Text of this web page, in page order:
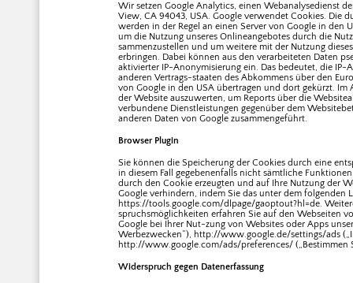
Wir setzen Google Analytics, einen Webanalysedienst
View, CA 94043, USA. Google verwendet Cookies. Die
werden in der Regel an einen Server von Google in
um die Nutzung unseres Onlineangebotes durch die
sammenzustellen und um weitere mit der Nutzung
erbringen. Dabei können aus den verarbeiteten Daten
aktivierter IP-Anonymisierung ein. Das bedeutet, die
anderen Vertrags-staaten des Abkommens über den
von Google in den USA übertragen und dort gekürzt.
der Website auszuwerten, um Reports über die
verbundene Dienstleistungen gegenüber dem
anderen Daten von Google zusammengeführt.
Browser Plugin
Sie können die Speicherung der Cookies durch eine
in diesem Fall gegebenenfalls nicht sämtliche
durch den Cookie erzeugten und auf Ihre Nutzung der
Google verhindern, indem Sie das unter dem
https://tools.google.com/dlpage/gaoptout?hl=de.
spruchsmöglichkeiten erfahren Sie auf den
Google bei Ihrer Nut-zung von Websites oder Apps
Werbezwecken“), http://www.google.de/settings/ads
http://www.google.com/ads/preferences/ („Bestimmen
Widerspruch gegen Datenerfassung